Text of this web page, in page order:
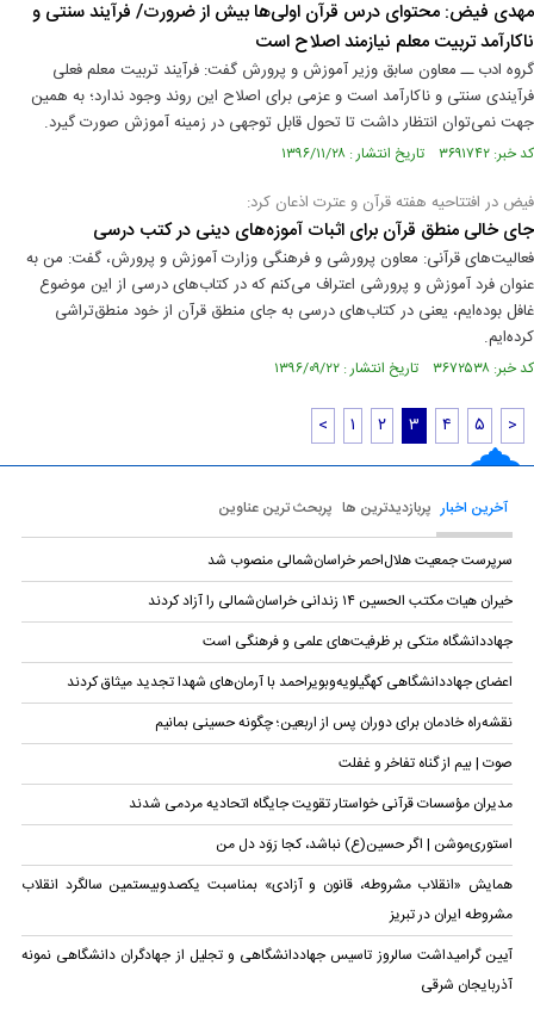
مهدی فیض: محتوای درس قرآن اولی‌ها بیش از ضرورت/ فرآیند سنتی و
ناکارآمد تربیت معلم نیازمند اصلاح است
گروه ادب ــ معاون سابق وزیر آموزش و پرورش گفت: فرآیند تربیت معلم فعلی
فرآیندی سنتی و ناکارآمد است و عزمی برای اصلاح این روند وجود ندارد؛ به همین
جهت‌ نمی‌توان انتظار داشت تا تحول قابل توجهی در زمینه آموزش صورت گیرد.
کد خبر: ۳۶۹۱۷۴۲ تاریخ انتشار : ۱۳۹۶/۱۱/۲۸
فیض در افتتاحیه هفته قرآن و عترت اذعان کرد:
جای خالی منطق قرآن برای اثبات آموزه‌‌های دینی در کتب درسی
فعالیت‌های قرآنی: معاون پرورشی و فرهنگی وزارت آموزش و پرورش، گفت: من به
عنوان فرد آموزش و پرورشی اعتراف می‌کنم که در کتاب‌های درسی از این موضوع
غافل بوده‌ایم، یعنی در کتاب‌های درسی به جای منطق قرآن از خود منطق‌تراشی
کرده‌ایم.
کد خبر: ۳۶۷۲۵۳۸ تاریخ انتشار : ۱۳۹۶/۰۹/۲۲
< ۱ ۲ ۳ ۴ ۵ >
آخرین اخبار پربازدیدترین ها پربحث ترین عناوین
سرپرست جمعیت هلال‌احمر خراسان‌شمالی منصوب شد
خیران هیات مکتب الحسین ۱۴ زندانی خراسان‌شمالی را آزاد کردند
جهاددانشگاه متکی بر ظرفیت‌های علمی و فرهنگی است
اعضای جهاددانشگاهی کهگیلویه‌وبویراحمد با آرمان‌های شهدا تجدید میثاق کردند
نقشه‌راه خادمان برای دوران پس از اربعین؛ چگونه حسینی بمانیم
صوت | بیم از گناه تفاخر و غفلت
مدیران مؤسسات قرآنی خواستار تقویت جایگاه اتحادیه‌ مردمی شدند
استوری‌موشن | اگر حسین(ع) نباشد، کجا رَوَد دل من
همایش «انقلاب مشروطه، قانون و آزادی» بمناسبت یکصدوبیستمین سالگرد انقلاب
مشروطه ایران در تبریز
آیین گرامیداشت سالروز تاسیس جهاددانشگاهی و تجلیل از جهادگران دانشگاهی نمونه
آذربایجان شرقی